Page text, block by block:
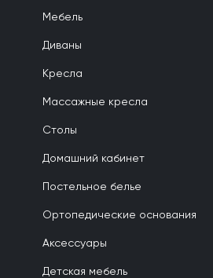
Мебель
Диваны
Кресла
Массажные кресла
Столы
Домашний кабинет
Постельное белье
Ортопедические основания
Аксессуары
Детская мебель